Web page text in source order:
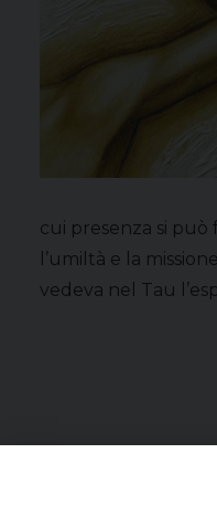
cui presenza si può
l’umiltà e la
vedeva nel Tau